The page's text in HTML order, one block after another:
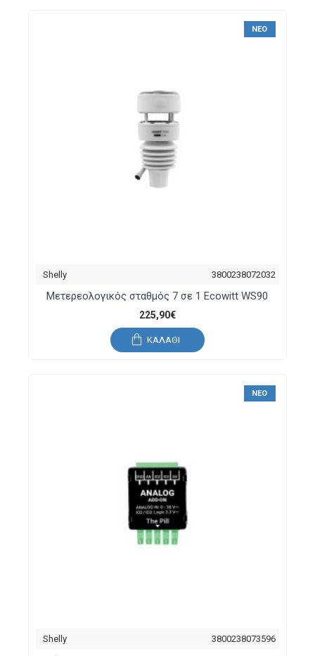
ΝΈΟ
Shelly 3800238072032
Μετερεολογικός σταθμός 7 σε 1 Ecowitt WS90
225,90€
ΚΑΛΆΘΙ
ΝΈΟ
Shelly 3800238073596